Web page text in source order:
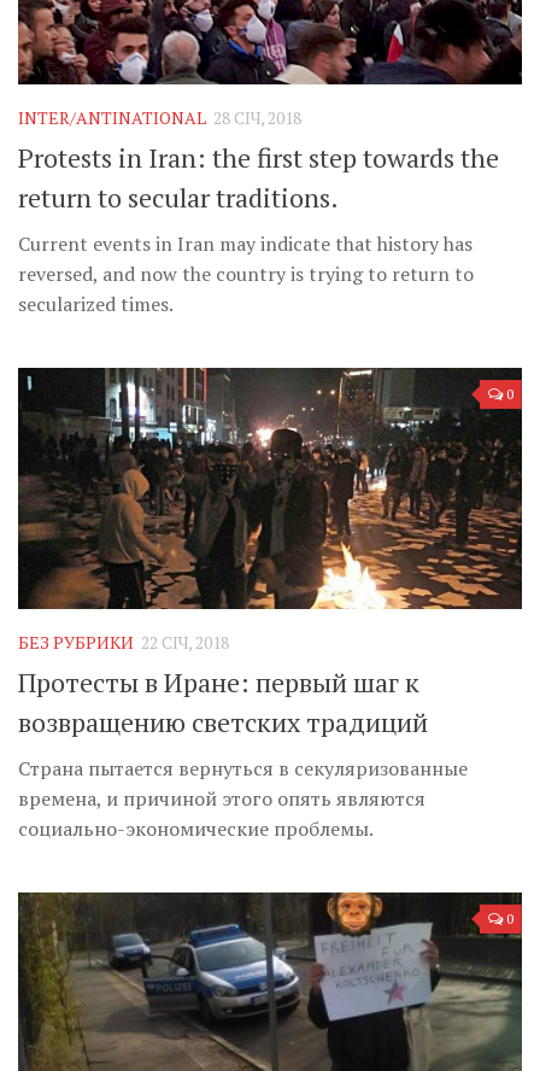
INTER/ANTINATIONAL 28 СІЧ, 2018
Protests in Iran: the first step towards the
return to secular traditions.
Current events in Iran may indicate that history has
reversed, and now the country is trying to return to
secularized times.
0
БЕЗ РУБРИКИ 22 СІЧ, 2018
Протесты в Иране: первый шаг к
возвращению светских традиций
Страна пытается вернуться в секуляризованные
времена, и причиной этого опять являются
социально-экономические проблемы.
0